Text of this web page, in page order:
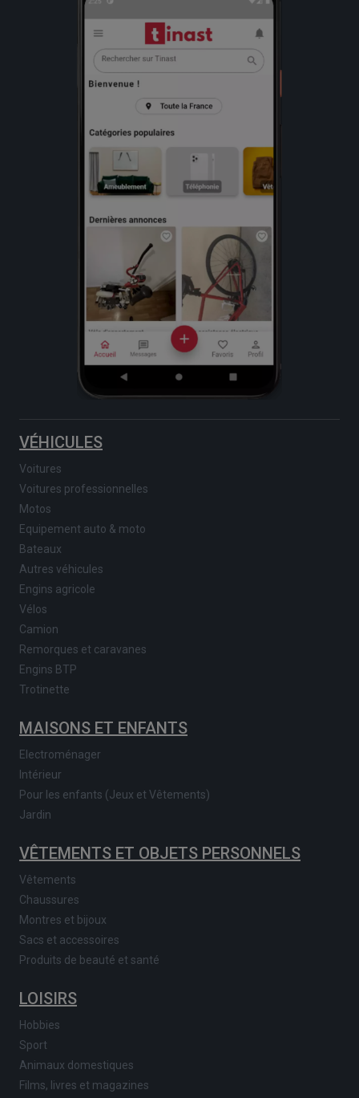
VÉHICULES
Voitures
Voitures professionnelles
Motos
Equipement auto & moto
Bateaux
Autres véhicules
Engins agricole
Vélos
Camion
Remorques et caravanes
Engins BTP
Trotinette
MAISONS ET ENFANTS
Electroménager
Intérieur
Pour les enfants (Jeux et Vêtements)
Jardin
VÊTEMENTS ET OBJETS PERSONNELS
Vêtements
Chaussures
Montres et bijoux
Sacs et accessoires
Produits de beauté et santé
LOISIRS
Hobbies
Sport
Animaux domestiques
Films, livres et magazines